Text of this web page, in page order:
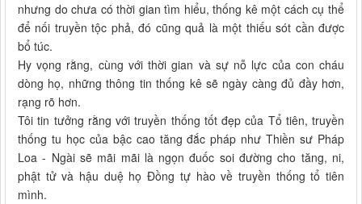
nhưng do chưa có thời gian tìm hiểu, thống kê một cách cụ thể
để nối truyền tộc phả, đó cũng quả là một thiếu sót cần được
bổ túc.
Hy vọng rằng, cùng với thời gian và sự nỗ lực của con cháu
dòng họ, những thông tin thống kê sẽ ngày càng đủ đầy hơn,
rạng rõ hơn.
Tôi tin tưởng rằng với truyền thống tốt đẹp của Tổ tiên, truyền
thống tu học của bậc cao tăng đắc pháp như Thiền sư Pháp
Loa - Ngài sẽ mãi mãi là ngọn đuốc soi đường cho tăng, ni,
phật tử và hậu duệ họ Đồng tự hào về truyền thống tổ tiên
mình.